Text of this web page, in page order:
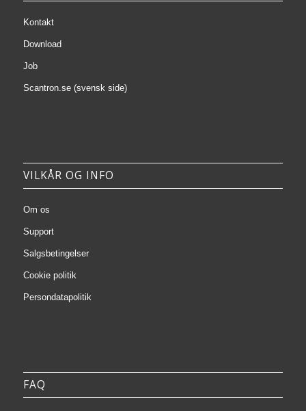
Kontakt
Download
Job
Scantron.se (svensk side)
VILKÅR OG INFO
Om os
Support
Salgsbetingelser
Cookie politik
Persondatapolitik
FAQ